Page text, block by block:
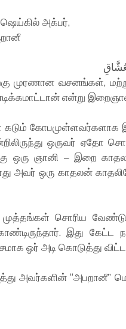
அக்பர்,
முரணான வசனங்கள்,
என்று
கோபமுள்ளவர்களாக
ஒருவர் ஏதோ
ஒரு ஞானி – இறை
அவர் ஒரு காதலன்
சொரிய
இது கேட்ட
ஓர் அடி கொடுத்து
அவர்களின் “அபறானீ”